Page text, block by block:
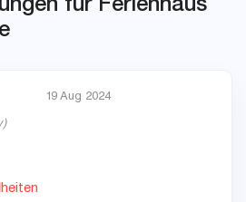
)
19 Aug 2024